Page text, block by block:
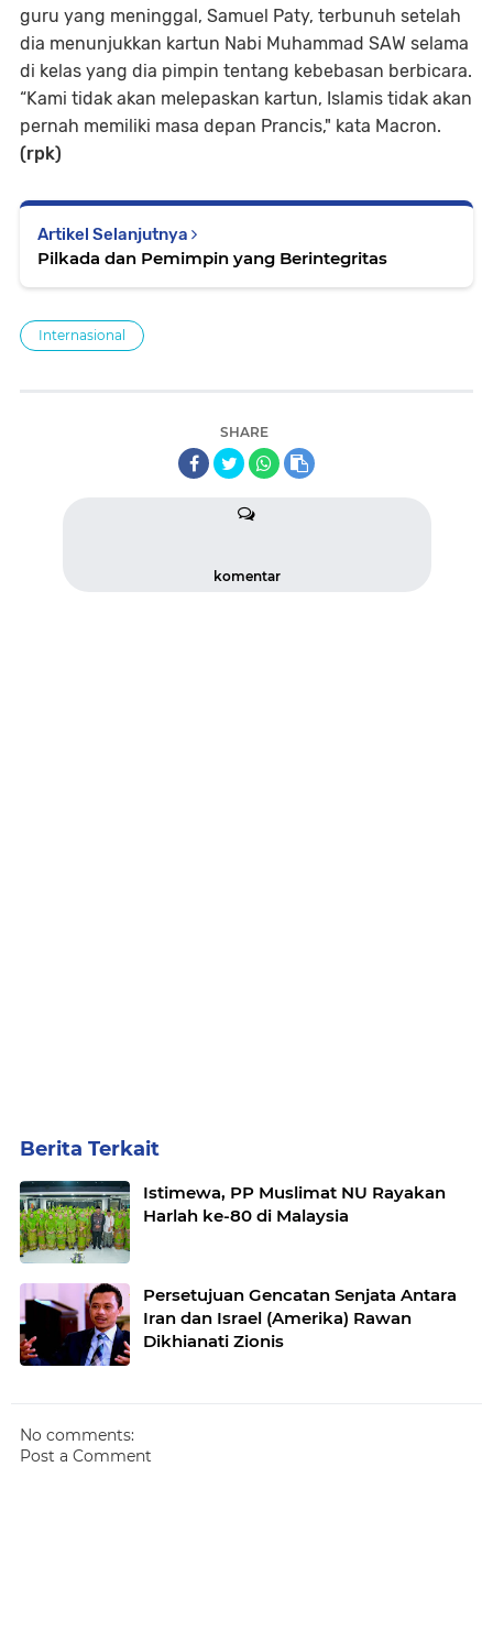
guru yang meninggal, Samuel Paty, terbunuh setelah
dia menunjukkan kartun Nabi Muhammad SAW selama
di kelas yang dia pimpin tentang kebebasan berbicara.
“Kami tidak akan melepaskan kartun, Islamis tidak akan
pernah memiliki masa depan Prancis," kata Macron.
(rpk)
Artikel Selanjutnya
Pilkada dan Pemimpin yang Berintegritas
Internasional
SHARE
komentar
Berita Terkait
Istimewa, PP Muslimat NU Rayakan
Harlah ke-80 di Malaysia
Persetujuan Gencatan Senjata Antara
Iran dan Israel (Amerika) Rawan
Dikhianati Zionis
No comments:
Post a Comment